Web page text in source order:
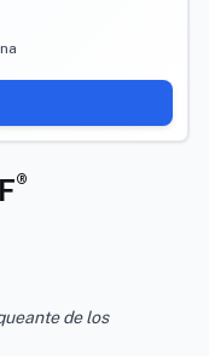
®
de los